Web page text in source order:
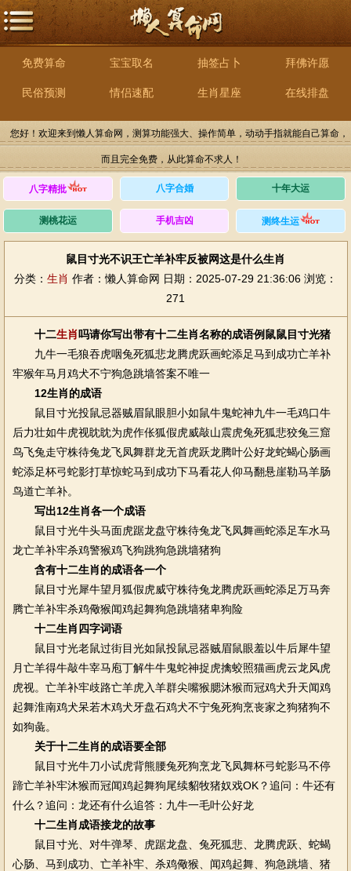
免费算命 宝宝取名 抽签占卜 拜佛许愿
民俗预测 情侣速配 生肖星座 在线排盘
您好！欢迎来到懒人算命网，测算功能强大、操作简单，动动手指就能自己算命，
而且完全免费，从此算命不求人！
八字精批 八字合婚 十年大运
测桃花运 手机吉凶 测终生运
鼠目寸光不识王亡羊补牢反被网这是什么生肖
分类： 生肖 作者：懒人算命网 日期：2025-07-29 21:36:06 浏览：
271
十二生肖吗请你写出带有十二生肖名称的成语例鼠鼠目寸光猪
九牛一毛狼吞虎咽兔死狐悲龙腾虎跃画蛇添足马到成功亡羊补
牢猴年马月鸡犬不宁狗急跳墙答案不唯一
12生肖的成语
鼠目寸光投鼠忌器贼眉鼠眼胆小如鼠牛鬼蛇神九牛一毛鸡口牛
后力壮如牛虎视眈眈为虎作伥狐假虎威敲山震虎兔死狐悲狡兔三窟
鸟飞兔走守株待兔龙飞凤舞群龙无首虎跃龙腾叶公好龙蛇蝎心肠画
蛇添足杯弓蛇影打草惊蛇马到成功下马看花人仰马翻悬崖勒马羊肠
鸟道亡羊补。
写出12生肖各一个成语
鼠目寸光牛头马面虎踞龙盘守株待兔龙飞凤舞画蛇添足车水马
龙亡羊补牢杀鸡警猴鸡飞狗跳狗急跳墙猪狗
含有十二生肖的成语各一个
鼠目寸光犀牛望月狐假虎威守株待兔龙腾虎跃画蛇添足万马奔
腾亡羊补牢杀鸡儆猴闻鸡起舞狗急跳墙猪卑狗险
十二生肖四字词语
鼠目寸光老鼠过街目光如鼠投鼠忌器贼眉鼠眼羞以牛后犀牛望
月亡羊得牛敲牛宰马庖丁解牛牛鬼蛇神捉虎擒蛟照猫画虎云龙风虎
虎视。亡羊补牢歧路亡羊虎入羊群尖嘴猴腮沐猴而冠鸡犬升天闻鸡
起舞淮南鸡犬呆若木鸡犬牙盘石鸡犬不宁兔死狗烹丧家之狗猪狗不
如狗彘。
关于十二生肖的成语要全部
鼠目寸光牛刀小试虎背熊腰兔死狗烹龙飞凤舞杯弓蛇影马不停
蹄亡羊补牢沐猴而冠闻鸡起舞狗尾续貂牧猪奴戏OK？追问：牛还有
什么？追问：龙还有什么追答：九牛一毛叶公好龙
十二生肖成语接龙的故事
鼠目寸光、对牛弹琴、虎踞龙盘、兔死狐悲、龙腾虎跃、蛇蝎
心肠、马到成功、亡羊补牢、杀鸡儆猴、闻鸡起舞、狗急跳墙、猪